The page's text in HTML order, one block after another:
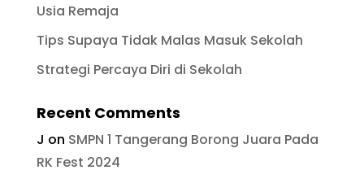
Usia Remaja
Tips Supaya Tidak Malas Masuk Sekolah
Strategi Percaya Diri di Sekolah
Recent Comments
J on SMPN 1 Tangerang Borong Juara Pada
RK Fest 2024